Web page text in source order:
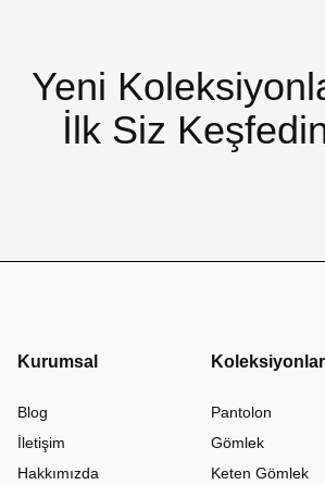
Yeni
İlk Siz
Kurumsal
Blog
İletişim
Hakkımızda
Koleksiyonlar
Pantolon
Gömlek
Keten Gömlek